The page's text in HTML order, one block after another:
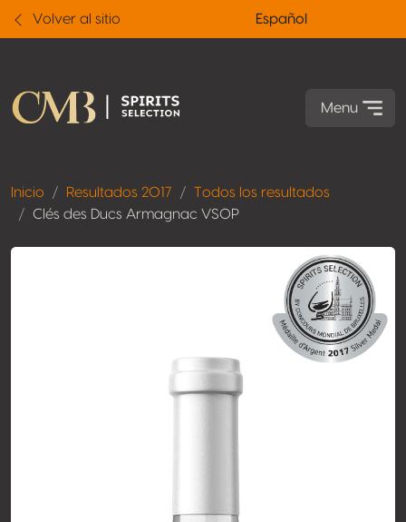
Volver al sitio Español
Menu
Inicio Resultados 2017
Todos los resultados
Clés des Ducs Armagnac VSOP